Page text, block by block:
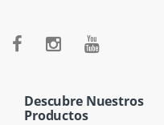
Descubre Nuestros
Productos